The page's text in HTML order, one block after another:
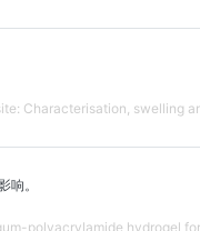
Characterisation, swelling
响。
polyacrylamide hydrogel